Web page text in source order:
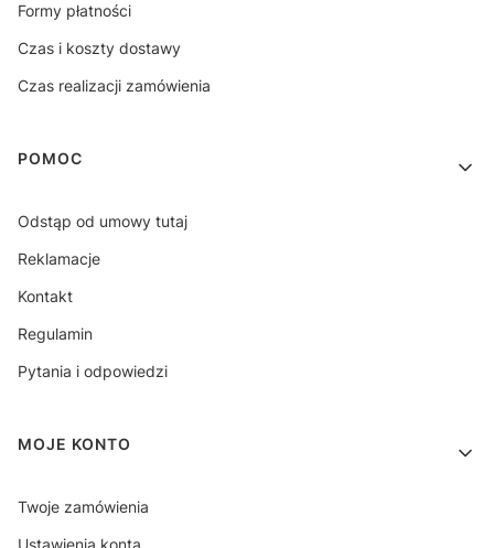
Formy płatności
Czas i koszty dostawy
Czas realizacji zamówienia
POMOC
Odstąp od umowy tutaj
Reklamacje
Kontakt
Regulamin
Pytania i odpowiedzi
MOJE KONTO
Twoje zamówienia